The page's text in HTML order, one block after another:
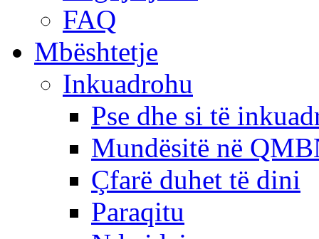
FAQ
Mbështetje
Inkuadrohu
Pse dhe si të
Mundësitë në
Çfarë duhet të dini
Paraqitu